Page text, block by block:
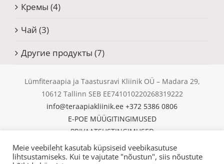
Кремы (4)
Чай (3)
Другие продукты (7)
Lümfiteraapia ja Taastusravi Kliinik OÜ – Madara 29,
10612 Tallinn SEB EE741010220268319222
info@teraapiakliinik.ee +372 5386 0806
E-POE MÜÜGITINGIMUSED
PRIVAATSUSTINGIMUSED
KÜPSISED
© Copyright 2025 | Lümfiteraapia ja Taastusravi Kliinik
Meie veebileht kasutab küpsiseid veebikasutuse
lihtsustamiseks. Kui te vajutate "nõustun", siis nõustute